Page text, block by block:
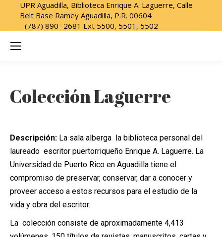
UPR Aguadilla, Biblioteca Enrique A. Laguerre, Calle
Belt Base Ramey Aguadilla, P.R. 00604
(787) 890- 2681 Ext 5500, 5501, 5502
Colección Laguerre
Descripción: La sala alberga la biblioteca personal del
laureado escritor puertorriqueño Enrique A. Laguerre. La
Universidad de Puerto Rico en Aguadilla tiene el
compromiso de preservar, conservar, dar a conocer y
proveer acceso a estos recursos para el estudio de la
vida y obra del escritor.
La colección consiste de aproximadamente 4,413